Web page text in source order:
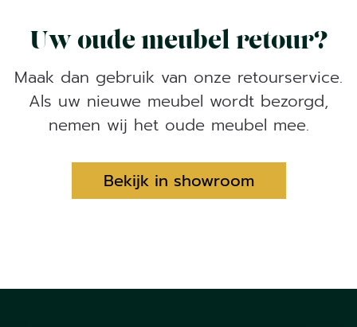
Uw oude meubel retour?
Maak dan gebruik van onze retourservice.
Als uw nieuwe meubel wordt bezorgd,
nemen wij het oude meubel mee.
Bekijk in showroom